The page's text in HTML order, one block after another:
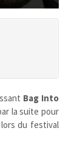
Bag Into
la suite pour
du festival